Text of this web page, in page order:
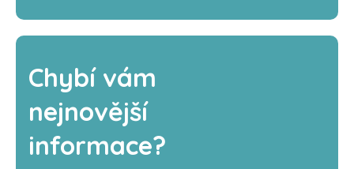
Chybí vám
nejnovější
informace?